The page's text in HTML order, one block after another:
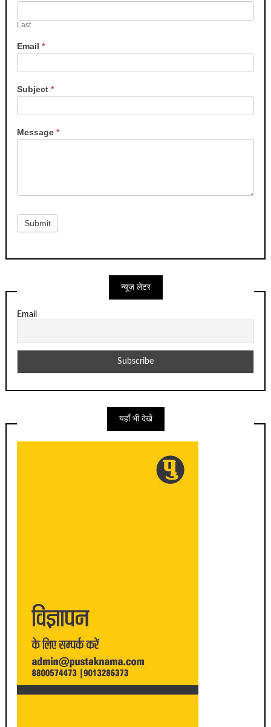
Last
Email*
Subject*
Message*
Submit
न्यूज़ लेटर
Email
यहाँ भी देखें